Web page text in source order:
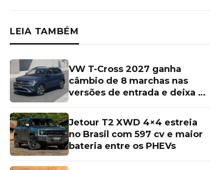
LEIA TAMBÉM
VW T-Cross 2027 ganha
câmbio de 8 marchas nas
versões de entrada e deixa as
Jetour T2 XWD 4×4 estreia
no Brasil com 597 cv e maior
bateria entre os PHEVs